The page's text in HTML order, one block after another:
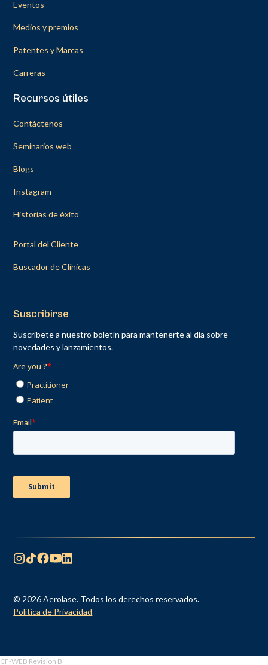
Eventos
Medios y premios
Patentes y Marcas
Carreras
Recursos útiles
Contáctenos
Seminarios web
Blogs
Instagram
Historias de éxito
Portal del Cliente
Buscador de Clínicas
Suscribirse
Suscríbete a nuestro boletín para mantenerte al día sobre
novedades y lanzamientos.
© 2026 Aerolase. Todos los derechos reservados.
Política de Privacidad
CF-WEB Revision B